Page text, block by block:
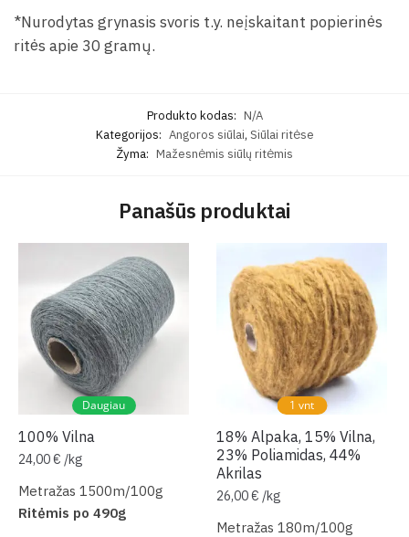
*Nurodytas grynasis svoris t.y. neįskaitant popierinės
ritės apie 30 gramų.
Produkto kodas: N/A
Kategorijos: Angoros siūlai, Siūlai ritėse
Žyma: Mažesnėmis siūlų ritėmis
Panašūs produktai
Daugiau
100% Vilna
24,00€ /kg
Metražas 1500m/100g
Ritėmis po 490g
1 vnt
18% Alpaka, 15% Vilna,
23% Poliamidas, 44%
Akrilas
26,00€ /kg
Metražas 180m/100g